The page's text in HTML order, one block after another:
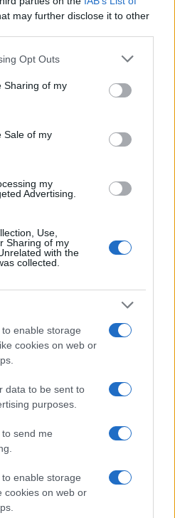
may further disclose it to other
app uses one or more Google
behaviour. You may click to
and its third-party tags to
purposes in below Google
Opt Outs
Sharing of my
Sale of my
my
Advertising.
Use,
Sharing of my
with the
collected.
enable storage
cookies on web or
data to be sent to
purposes.
send me
enable storage
cookies on web or